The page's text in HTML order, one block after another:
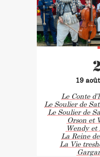
19
Le Conte
Le Soulier de
Le Soulier de
Orson et
Wendy et
La Reine
La Vie